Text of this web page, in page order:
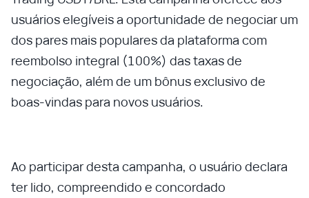
usuários elegíveis a oportunidade de negociar um
dos pares mais populares da plataforma com
reembolso integral (100%) das taxas de
negociação, além de um bônus exclusivo de
boas-vindas para novos usuários.
Ao participar desta campanha, o usuário declara
ter lido, compreendido e concordado